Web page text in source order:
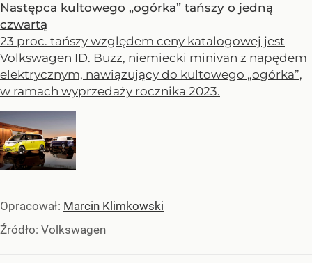
Następca kultowego „ogórka” tańszy o jedną
czwartą
23 proc. tańszy względem ceny katalogowej jest
Volkswagen ID. Buzz, niemiecki minivan z napędem
elektrycznym, nawiązujący do kultowego „ogórka”,
w ramach wyprzedaży rocznika 2023.
Opracował: Marcin Klimkowski
Źródło: Volkswagen